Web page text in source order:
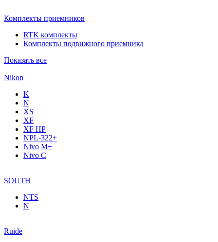
Комплекты приемников
RTK комплекты
Комплекты подвижного приемника
Показать все
Nikon
K
N
XS
XF
XF НР
NPL-322+
Nivo M+
Nivo C
SOUTH
NTS
N
Ruide